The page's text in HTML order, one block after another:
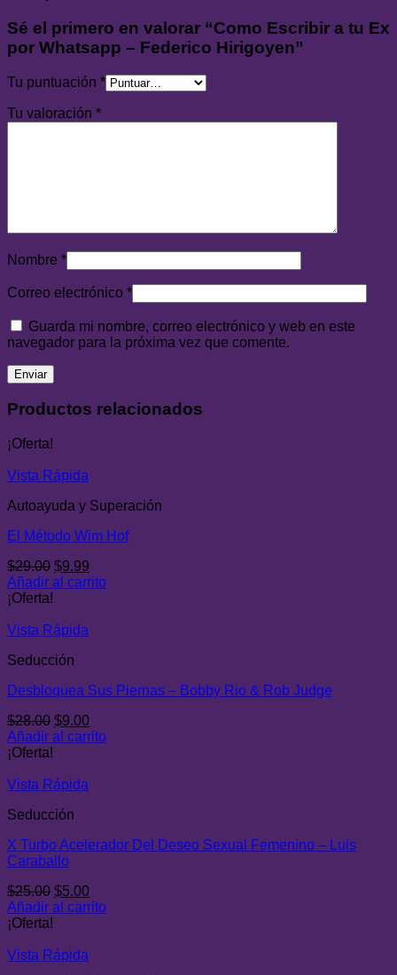
Sé el primero en valorar “Como Escribir a tu Ex
por Whatsapp – Federico Hirigoyen”
Tu puntuación *
Tu valoración *
Nombre *
Correo electrónico *
Guarda mi nombre, correo electrónico y web en este
navegador para la próxima vez que comente.
Productos relacionados
¡Oferta!
Vista Rápida
Autoayuda y Superación
El Método Wim Hof
$29.00 El
precio
$29.00.
$9.99
precio
Añadir al carrito
¡Oferta!
Vista Rápida
Seducción
Desbloquea Sus Piernas – Bobby Rio & Rob Judge
$28.00 El
precio
$28.00.
$9.00El
precio
Añadir al carrito
¡Oferta!
Vista Rápida
Seducción
X Turbo Acelerador Del Deseo Sexual Femenino – Luis
Caraballo
$25.00 El
precio
$25.00.
$5.00El
precio
Añadir al carrito
¡Oferta!
Vista Rápida